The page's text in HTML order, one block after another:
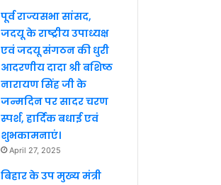
पूर्व राज्यसभा सांसद,
जदयू के राष्ट्रीय उपाध्यक्ष
एवं जदयू संगठन की धुरी
आदरणीय दादा श्री बशिष्ठ
नारायण सिंह जी के
जन्मदिन पर सादर चरण
स्पर्श, हार्दिक बधाई एवं
शुभकामनाएं।
April 27, 2025
बिहार के उप मुख्य मंत्री